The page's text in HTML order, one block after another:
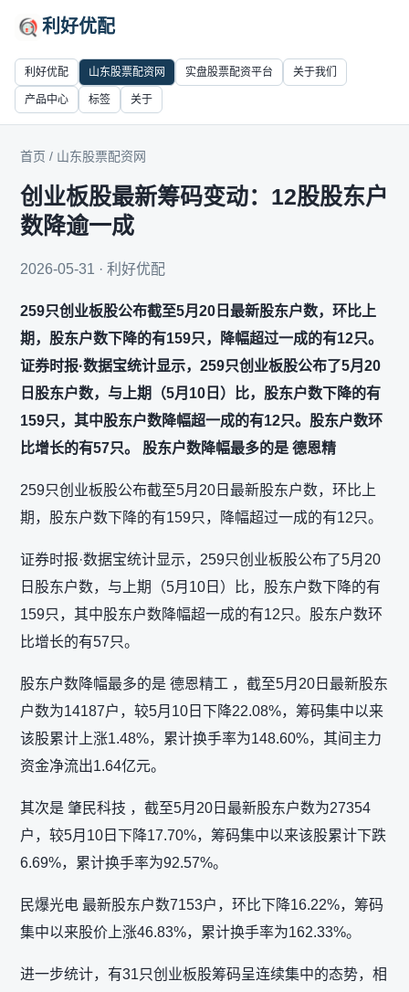
利好优配
利好优配 山东股票配资网 实盘股票配资平台 关于我们
产品中心 标签 关于
首页 / 山东股票配资网
创业板股最新筹码变动：12股股东户
数降逾一成
2026-05-31 · 利好优配
259只创业板股公布截至5月20日最新股东户数，环比上
期，股东户数下降的有159只，降幅超过一成的有12只。
证券时报·数据宝统计显示，259只创业板股公布了5月20
日股东户数，与上期（5月10日）比，股东户数下降的有
159只，其中股东户数降幅超一成的有12只。股东户数环
比增长的有57只。 股东户数降幅最多的是 德恩精
259只创业板股公布截至5月20日最新股东户数，环比上
期，股东户数下降的有159只，降幅超过一成的有12只。
证券时报·数据宝统计显示，259只创业板股公布了5月20
日股东户数，与上期（5月10日）比，股东户数下降的有
159只，其中股东户数降幅超一成的有12只。股东户数环
比增长的有57只。
股东户数降幅最多的是 德恩精工 ，截至5月20日最新股东
户数为14187户，较5月10日下降22.08%，筹码集中以来
该股累计上涨1.48%，累计换手率为148.60%，其间主力
资金净流出1.64亿元。
其次是 肇民科技 ，截至5月20日最新股东户数为27354
户，较5月10日下降17.70%，筹码集中以来该股累计下跌
6.69%，累计换手率为92.57%。
民爆光电 最新股东户数7153户，环比下降16.22%，筹码
集中以来股价上涨46.83%，累计换手率为162.33%。
进一步统计，有31只创业板股筹码呈连续集中的态势，相